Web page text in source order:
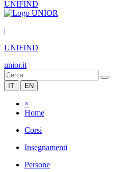
UNIFIND
|
UNIFIND
unior.it
IT EN
×
Home
Corsi
Insegnamenti
Persone